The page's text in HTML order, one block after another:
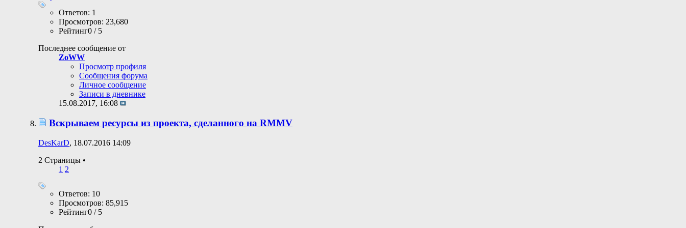
Ответов: 1
Просмотров: 23,680
Рейтинг0 / 5
Последнее сообщение от
ZoWW
Просмотр профиля
Сообщения форума
Личное сообщение
Записи в дневнике
15.08.2017, 16:08
Вскрываем ресурсы из проекта, сделанного на RMMV
DesKarD, 18.07.2016 14:09
2 Страницы •
1 2
Ответов: 10
Просмотров: 85,915
Рейтинг0 / 5